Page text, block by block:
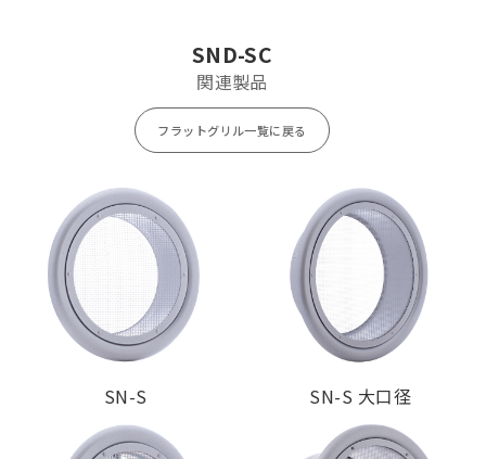
¥ 8,200
¥ 10,900
SND200SC
¥ 2,400
SND-SC
関連製品
フラットグリル一覧に戻る
SN-S SN-S 大口径